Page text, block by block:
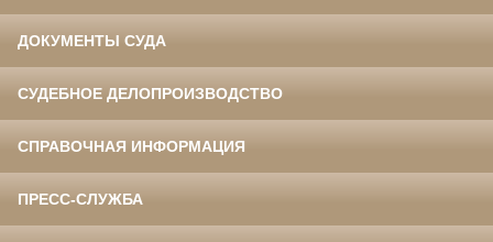
ДОКУМЕНТЫ СУДА
СУДЕБНОЕ ДЕЛОПРОИЗВОДСТВО
СПРАВОЧНАЯ ИНФОРМАЦИЯ
ПРЕСС-СЛУЖБА